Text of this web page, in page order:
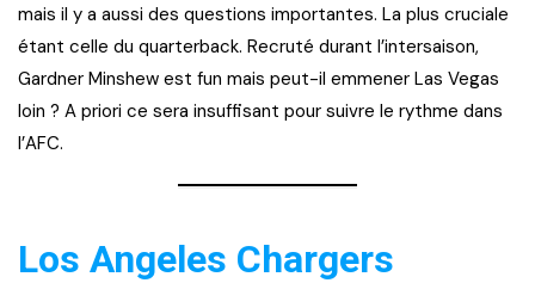
mais il y a aussi des questions importantes. La plus cruciale
étant celle du quarterback. Recruté durant l’intersaison,
Gardner Minshew est fun mais peut-il emmener Las Vegas
loin ? A priori ce sera insuffisant pour suivre le rythme dans
l’AFC.
Los Angeles Chargers